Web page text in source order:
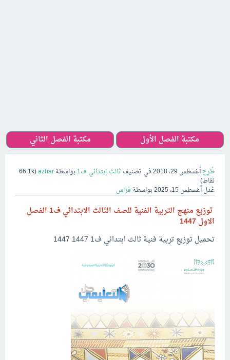
مكتبة الفصل الأول مكتبة الفصل الثاني
طُرِحأغسطس 29، 2018 في تصنيف ثالث إبتدائي ف1 بواسطةazhar
(
66.1k
نقاط)
عُدلأغسطس 15، 2025 بواسطةفراس
توزيع منهج التربية الفنية للصف الثالث الابتدائي ف1 الفصل
الاول 1447
تحميل توزيع تربية فنية ثالث ابتدائي ف1 1447 1447